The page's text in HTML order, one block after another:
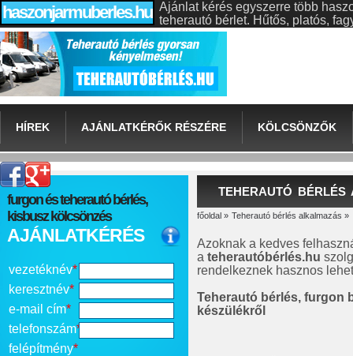
haszonjarmuberles.hu Ajánlat kérés egyszerre több
teherautó bérlet. Hűtős, platós,
HÍREK AJÁNLATKÉRŐK RÉSZÉRE KÖLCSÖNZŐK
furgon és teherautó bérlés,
kisbusz kölcsönzés
AJÁNLATKÉRÉS
vezetéknév*
keresztnév*
e-mail cím*
telefonszám*
felépítmény*
TEHERAUTÓ BÉRLÉS
főoldal » Teherautó bérlés alkalmazás »
Azoknak a kedves
a teherautóbérlés.hu
rendelkeznek hasznos
Teherautó bérlés, furgon
készülékről